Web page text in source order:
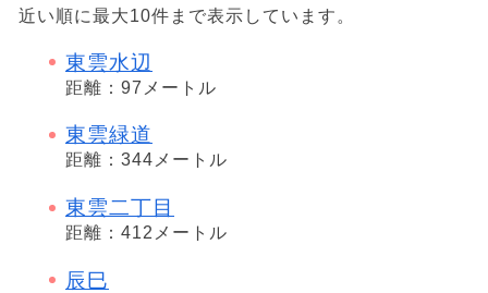
近い順に最大10件まで表示しています。
東雲水辺
距離：97メートル
東雲緑道
距離：344メートル
東雲二丁目
距離：412メートル
辰巳